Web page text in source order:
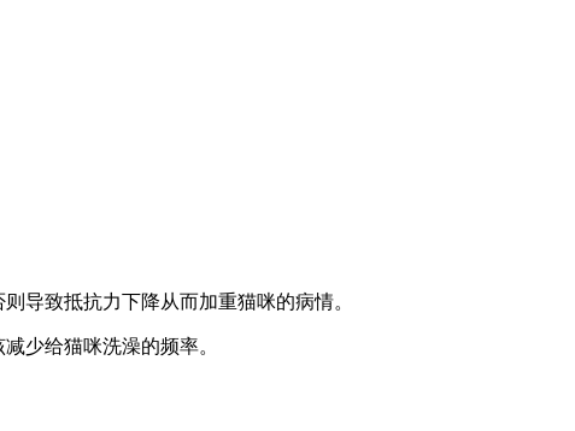
导致抵抗力下降从而加重猫咪的病情。
少给猫咪洗澡的频率。